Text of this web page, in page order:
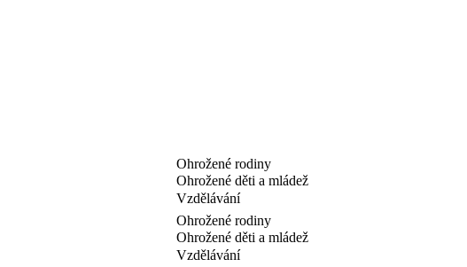
Ohrožené rodiny
Ohrožené děti a mládež
Vzdělávání
Ohrožené rodiny
Ohrožené děti a mládež
Vzdělávání